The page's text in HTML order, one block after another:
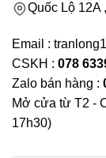
Quốc Lộ 12A
Email :
CSKH : 078
Zalo bán hàng :
Mở cửa từ T2 -
17h30)